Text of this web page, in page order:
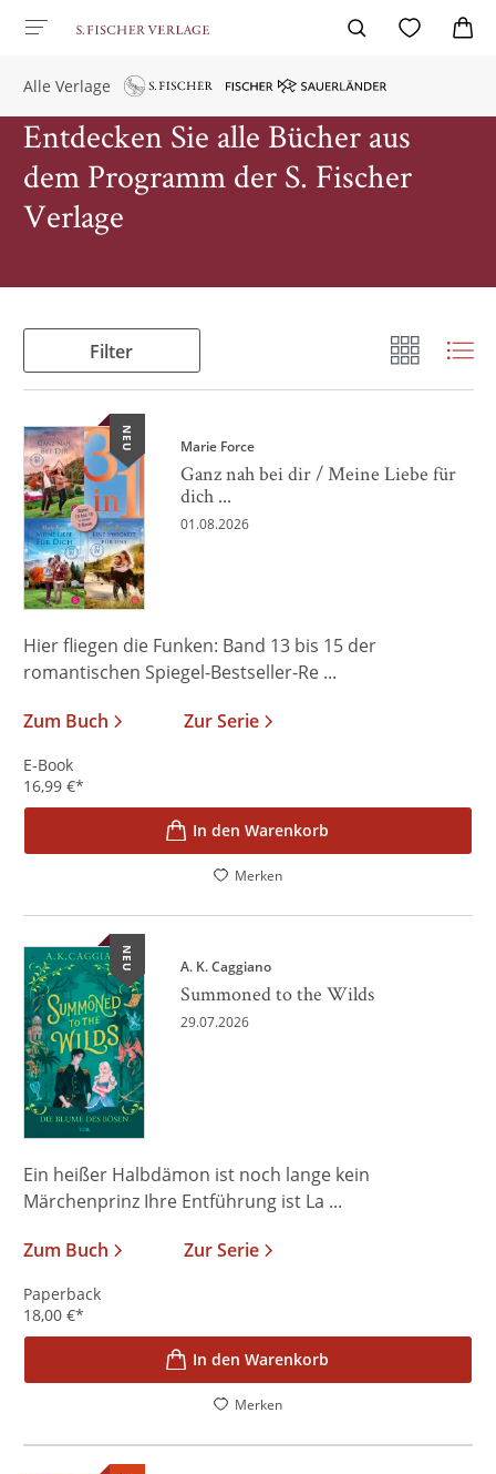
Alle Verlage
Entdecken Sie alle Bücher aus
dem Programm der S. Fischer
Verlage
Filter
NEU Marie Force
Ganz nah bei dir / Meine Liebe für
dich ...
01.08.2026
Hier fliegen die Funken: Band 13 bis 15 der
romantischen Spiegel-Bestseller-Re ...
Zum Buch
Zur Serie
E-Book
16,99 €*
In den Warenkorb
Merken
NEU A. K. Caggiano
Summoned to the Wilds
29.07.2026
Ein heißer Halbdämon ist noch lange kein
Märchenprinz Ihre Entführung ist La ...
Zum Buch
Zur Serie
Paperback
18,00 €*
In den Warenkorb
Merken